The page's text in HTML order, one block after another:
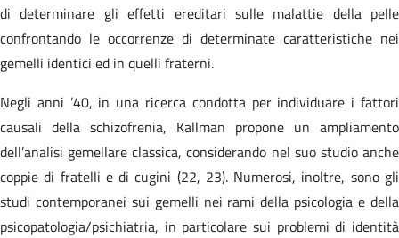
di determinare gli effetti ereditari sulle malattie della pelle
confrontando le occorrenze di determinate caratteristiche nei
gemelli identici ed in quelli fraterni.
Negli anni ’40, in una ricerca condotta per individuare i fattori
causali della schizofrenia, Kallman propone un ampliamento
dell’analisi gemellare classica, considerando nel suo studio anche
coppie di fratelli e di cugini (22, 23). Numerosi, inoltre, sono gli
studi contemporanei sui gemelli nei rami della psicologia e della
psicopatologia/psichiatria, in particolare sui problemi di identità